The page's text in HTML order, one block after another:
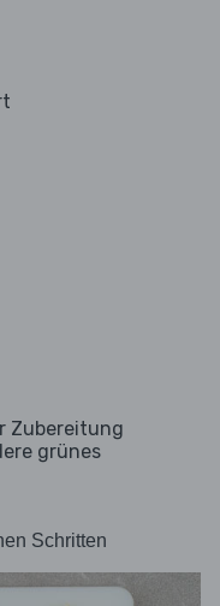
Zubereitung
grünes
Schritten